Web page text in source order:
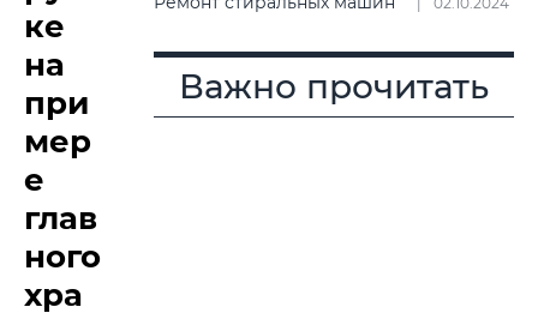
ке
на
при
мер
е
глав
ного
хра
Важно прочитать